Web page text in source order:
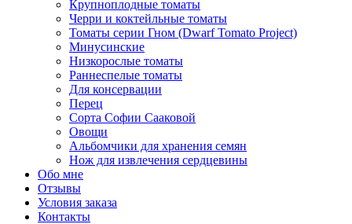
Крупноплодные томаты
Черри и коктейльные томаты
Томаты серии Гном (Dwarf Tomato Project)
Минусинские
Низкорослые томаты
Раннеспелые томаты
Для консервации
Перец
Сорта Софии Сааковой
Овощи
Альбомчики для хранения семян
Нож для извлечения сердцевины
Обо мне
Отзывы
Условия заказа
Контакты